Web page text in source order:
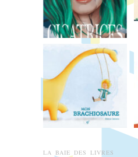
LA BAIE DES LIVRES